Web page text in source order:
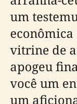
um
vitrine de
apogeu
você um
um